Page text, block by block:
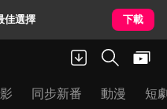
佳選擇 下載
同步新番 動漫 短